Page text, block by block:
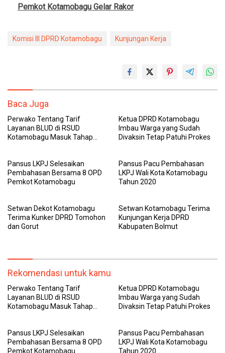
Pemkot Kotamobagu Gelar Rakor
Komisi III DPRD Kotamobagu Kunjungan Kerja
Baca Juga
Perwako Tentang Tarif
Layanan BLUD di RSUD
Kotamobagu Masuk Tahap
Ketua DPRD Kotamobagu
Imbau Warga yang Sudah
Divaksin Tetap Patuhi Prokes
Pansus LKPJ Selesaikan
Pembahasan Bersama 8 OPD
Pemkot Kotamobagu
Pansus Pacu Pembahasan
LKPJ Wali Kota Kotamobagu
Tahun 2020
Setwan Dekot Kotamobagu
Terima Kunker DPRD Tomohon
dan Gorut
Setwan Kotamobagu Terima
Kunjungan Kerja DPRD
Kabupaten Bolmut
Rekomendasi untuk kamu
Perwako Tentang Tarif
Layanan BLUD di RSUD
Kotamobagu Masuk Tahap
Ketua DPRD Kotamobagu
Imbau Warga yang Sudah
Divaksin Tetap Patuhi Prokes
Pansus LKPJ Selesaikan
Pembahasan Bersama 8 OPD
Pemkot Kotamobagu
Pansus Pacu Pembahasan
LKPJ Wali Kota Kotamobagu
Tahun 2020